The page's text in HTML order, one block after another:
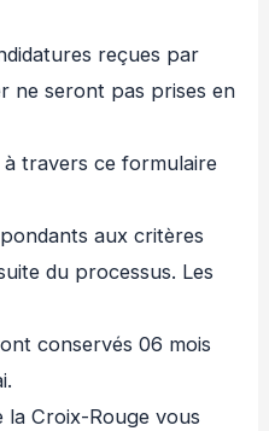
reçues par
ne seront pas prises en
à travers ce formulaire
aux critères
du processus. Les
conservés 06 mois
la Croix-Rouge vous